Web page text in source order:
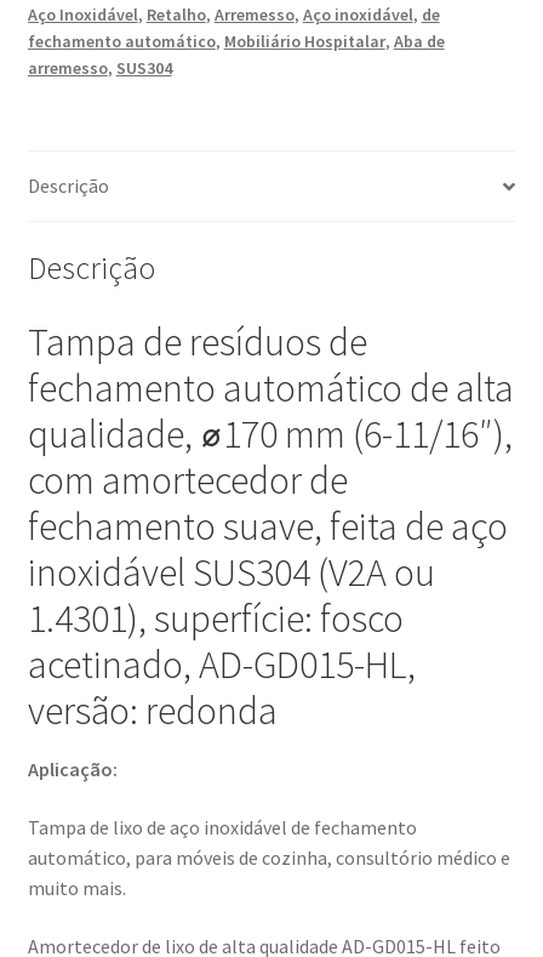
superfície:
fosco
acetinado,
GD015-
Tampa
de
aço
com
fechamento
automático,
para
móveis
de
cozinha,
consultório
médico
e
mais,
Sugatsune
/
LAMP®
Aço Inoxidável, Retalho, Arremesso, Aço inoxidável, de
fechamento automático, Mobiliário Hospitalar, Aba de
arremesso, SUS304
Descrição
Descrição
Tampa de resíduos de
fechamento automático de alta
qualidade, ⌀170 mm (6-11/16″),
com amortecedor de
fechamento suave, feita de aço
inoxidável SUS304 (V2A ou
1.4301), superfície: fosco
acetinado, AD-GD015-HL,
versão: redonda
Aplicação:
Tampa de lixo de aço inoxidável de fechamento
automático, para móveis de cozinha, consultório médico e
muito mais.
Amortecedor de lixo de alta qualidade AD-GD015-HL feito